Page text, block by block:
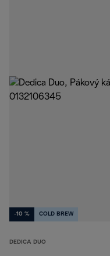
-10 % COLD BREW
DEDICA DUO